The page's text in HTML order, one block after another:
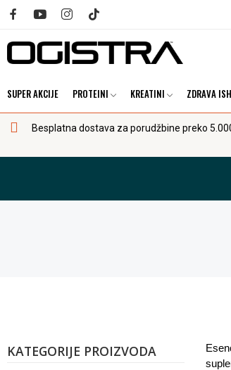
SUPER AKCIJE PROTEINI KREATINI ZDRAVA
Besplatna dostava za porudžbine preko
KATEGORIJE PROIZVODA